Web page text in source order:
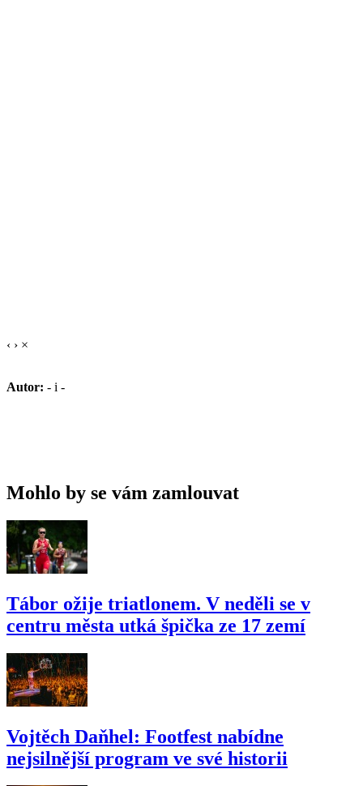
‹ › ×
Autor: - i -
Mohlo by se vám zamlouvat
Tábor ožije triatlonem. V neděli se v
centru města utká špička ze 17 zemí
Vojtěch Daňhel: Footfest nabídne
nejsilnější program ve své historii